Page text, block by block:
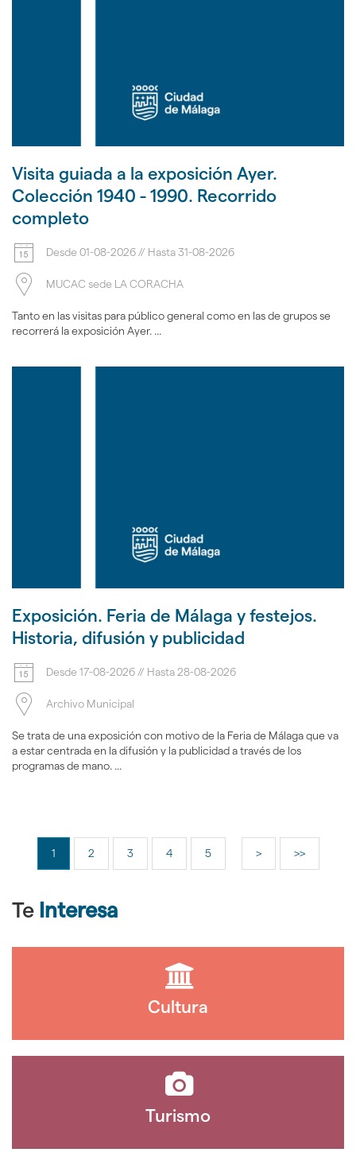
Visita guiada a la exposición Ayer.
Colección 1940 - 1990. Recorrido
completo
Desde 01-08-2026 // Hasta31-08-2026
MUCAC sede LA CORACHA
Tanto en las visitas para público general como en las de grupos se
recorrerá la exposición Ayer. ...
Exposición. Feria de Málaga y festejos.
Historia, difusión y publicidad
Desde 17-08-2026 // Hasta 28-08-2026
Archivo Municipal
Se trata de una exposición con motivo de la Feria de Málaga que va
a estar centrada en la difusión y la publicidad a través de los
programas de mano. ...
1 2 3 4 5 > >>
Te Interesa
Cultura
Turismo